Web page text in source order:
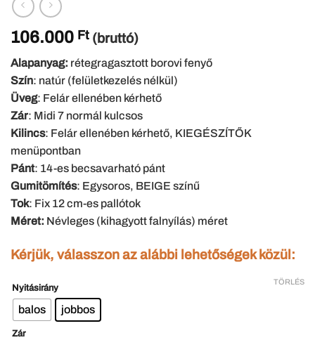
106.000 Ft (bruttó)
Alapanyag: rétegragasztott borovi fenyő
Szín: natúr (felületkezelés nélkül)
Üveg: Felár ellenében kérhető
Zár: Midi 7 normál kulcsos
Kilincs: Felár ellenében kérhető, KIEGÉSZÍTŐK
menüpontban
Pánt: 14-es becsavarható pánt
Gumitömítés: Egysoros, BEIGE színű
Tok: Fix 12 cm-es pallótok
Méret: Névleges (kihagyott falnyílás) méret
Kérjük, válasszon az alábbi lehetőségek közül:
Nyitásirány
balos jobbos
Zár
TÖRLÉS